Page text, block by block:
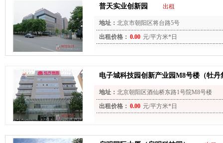
普天实业创新园 出租
地址： 北京市朝阳区将台路5号
出租价格： 0.00 元/平方米*日
电子城科技园创新产业园M8号楼（牡丹
地址： 北京朝阳区酒仙桥东路1号院M8号楼
出租价格： 0.00 元/平方米*日